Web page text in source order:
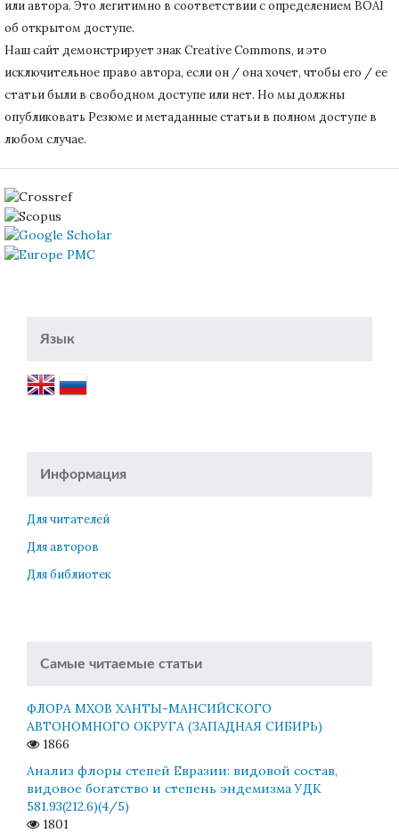
или автора. Это легитимно в соответствии с определением BOAI
об открытом доступе.
Наш сайт демонстрирует знак Creative Commons, и это
исключительное право автора, если он / она хочет, чтобы его / ее
статьи были в свободном доступе или нет. Но мы должны
опубликовать Резюме и метаданные статьи в полном доступе в
любом случае.
Язык
Информация
Для читателей
Для авторов
Для библиотек
Самые читаемые статьи
ФЛОРА МХОВ ХАНТЫ-МАНСИЙСКОГО
АВТОНОМНОГО ОКРУГА (ЗАПАДНАЯ СИБИРЬ)
1866
Анализ флоры степей Евразии: видовой состав,
видовое богатство и степень эндемизма УДК
581.93(212.6)(4/5)
1801